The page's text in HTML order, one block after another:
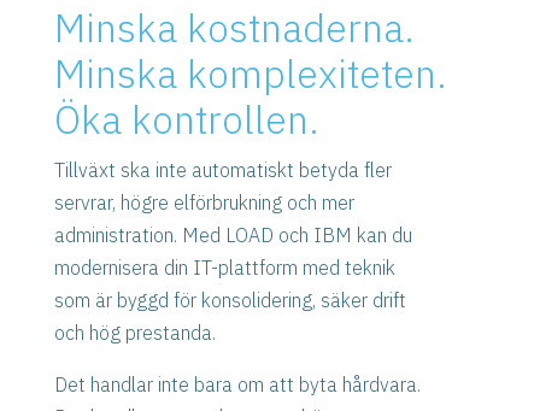
Minska kostnaderna.
Minska komplexiteten.
Öka kontrollen.
Tillväxt ska inte automatiskt betyda fler
servrar, högre elförbrukning och mer
administration. Med LOAD och IBM kan du
modernisera din IT-plattform med teknik
som är byggd för konsolidering, säker drift
och hög prestanda.
Det handlar inte bara om att byta hårdvara.